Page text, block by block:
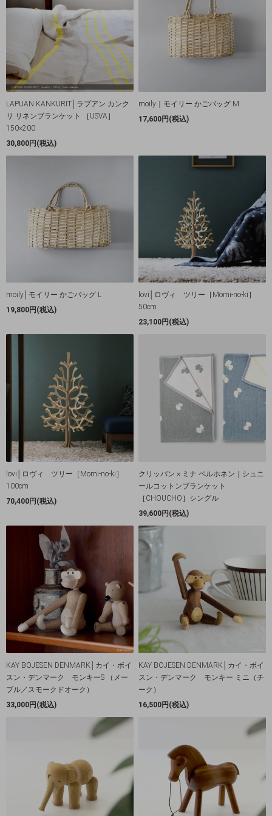
LAPUAN KANKURIT│ラプアン カンク
リ リネンブランケット ［USVA］
150×200
30,800円(税込)
moily｜モイリー かごバッグ M
17,600円(税込)
moily│モイリー かごバッグ L
19,800円(税込)
lovi│ロヴィ ツリー［Momi-no-ki］
50cm
23,100円(税込)
lovi│ロヴィ ツリー［Momi-no-ki］
100cm
70,400円(税込)
クリッパン × ミナ ペルホネン｜シュニ
ールコットンブランケット
［CHOUCHO］シングル
39,600円(税込)
KAY BOJESEN DENMARK│カイ・ボイ
スン・デンマーク モンキーS （メー
プル／スモークドオーク）
33,000円(税込)
KAY BOJESEN DENMARK│カイ・ボイ
スン・デンマーク モンキー ミニ（チ
ーク）
16,500円(税込)